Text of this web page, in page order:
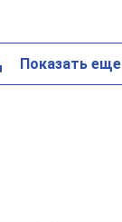
Показать еще